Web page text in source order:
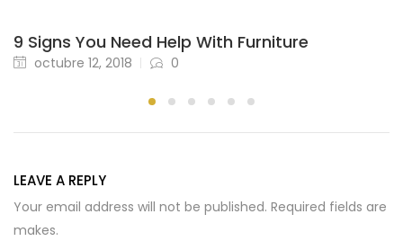
9 Signs You Need Help With Furniture
octubre 12, 2018 0
LEAVE A REPLY
Your email address will not be published. Required fields are
makes.